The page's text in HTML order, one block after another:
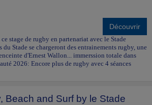
Découvrir
stage de rugby en partenariat avec le Stade
du Stade se chargeront des entrainements rugby, une
d'Ernest Wallon... immerssion totale dans
2026: Encore plus de rugby avec 4 séances
Beach and Surf by le Stade